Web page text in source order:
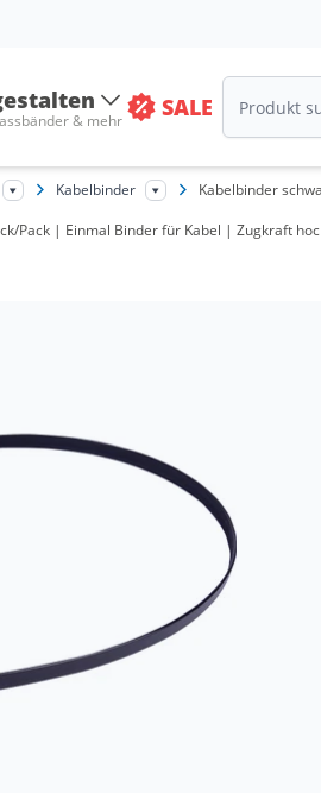
& mehr SALE
Kabelbinder Kabelbinder
Pack | Einmal Binder für Kabel | Zugkraft